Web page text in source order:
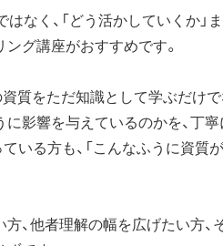
はなく、「どう活かしていくか
グ講座がおすすめです。
質をただ知識として学ぶだけ
影響を与えているのかを、丁
いる方も、「こんなふうに資質
、他者理解の幅を広げたい方